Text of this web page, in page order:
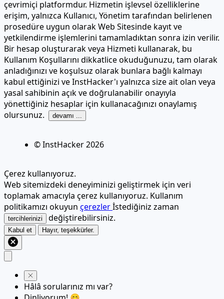
çevrimiçi platformdur. Hizmetin işlevsel özelliklerine
erişim, yalnızca Kullanıcı, Yönetim tarafından belirlenen
prosedüre uygun olarak Web Sitesinde kayıt ve
yetkilendirme işlemlerini tamamladıktan sonra izin verilir.
Bir hesap oluşturarak veya Hizmeti kullanarak, bu
Kullanım Koşullarını dikkatlice okuduğunuzu, tam olarak
anladığınızı ve koşulsuz olarak bunlara bağlı kalmayı
kabul ettiğinizi ve InstHacker'ı yalnızca size ait olan veya
yasal sahibinin açık ve doğrulanabilir onayıyla
yönettiğiniz hesaplar için kullanacağınızı onaylamış
olursunuz.
devamı ...
© InstHacker2026
Çerez kullanıyoruz.
Web sitemizdeki deneyiminizi geliştirmek için veri
toplamak amacıyla çerez kullanıyoruz. Kullanım
politikamızı okuyun çerezlerİstediğiniz zaman
tercihlerinizi değiştirebilirsiniz.
Kabul et Hayır, teşekkürler.
Hâlâ sorularınız mı var?